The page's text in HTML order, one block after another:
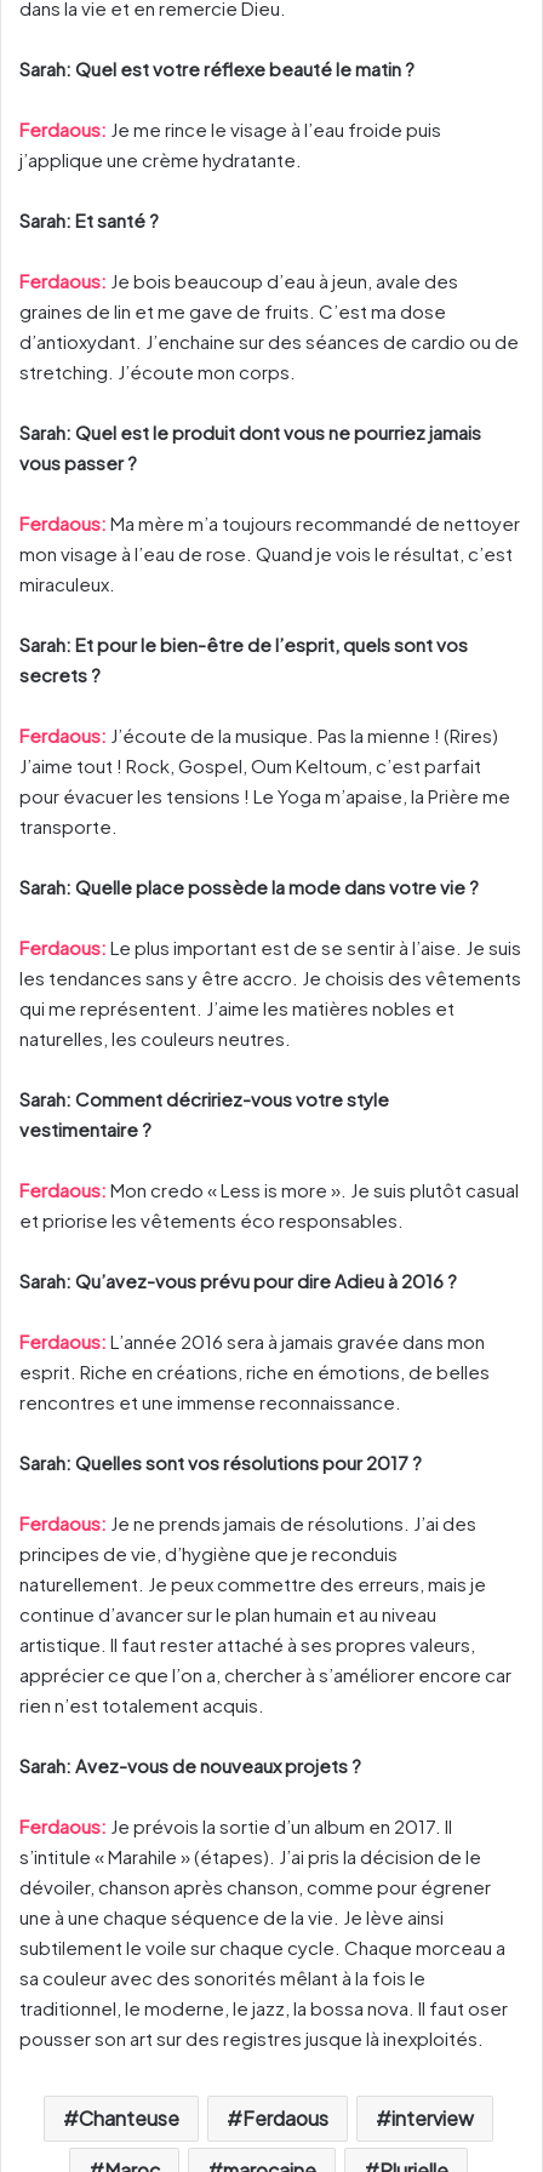
dans la vie et en remercie Dieu.
Sarah: Quel est votre réflexe beauté le matin ?
Ferdaous: Je me rince le visage à l’eau froide puis
j’applique une crème hydratante.
Sarah: Et santé ?
Ferdaous: Je bois beaucoup d’eau à jeun, avale des
graines de lin et me gave de fruits. C’est ma dose
d’antioxydant. J’enchaine sur des séances de cardio ou de
stretching. J’écoute mon corps.
Sarah: Quel est le produit dont vous ne pourriez jamais
vous passer ?
Ferdaous: Ma mère m’a toujours recommandé de nettoyer
mon visage à l’eau de rose. Quand je vois le résultat, c’est
miraculeux.
Sarah: Et pour le bien-être de l’esprit, quels sont vos
secrets ?
Ferdaous: J’écoute de la musique. Pas la mienne ! (Rires)
J’aime tout ! Rock, Gospel, Oum Keltoum, c’est parfait
pour évacuer les tensions ! Le Yoga m’apaise, la Prière me
transporte.
Sarah: Quelle place possède la mode dans votre vie ?
Ferdaous: Le plus important est de se sentir à l’aise. Je suis
les tendances sans y être accro. Je choisis des vêtements
qui me représentent. J’aime les matières nobles et
naturelles, les couleurs neutres.
Sarah: Comment décririez-vous votre style
vestimentaire ?
Ferdaous: Mon credo « Less is more ». Je suis plutôt casual
et priorise les vêtements éco responsables.
Sarah: Qu’avez-vous prévu pour dire Adieu à 2016 ?
Ferdaous: L’année 2016 sera à jamais gravée dans mon
esprit. Riche en créations, riche en émotions, de belles
rencontres et une immense reconnaissance.
Sarah: Quelles sont vos résolutions pour 2017 ?
Ferdaous: Je ne prends jamais de résolutions. J’ai des
principes de vie, d’hygiène que je reconduis
naturellement. Je peux commettre des erreurs, mais je
continue d’avancer sur le plan humain et au niveau
artistique. Il faut rester attaché à ses propres valeurs,
apprécier ce que l’on a, chercher à s’améliorer encore car
rien n’est totalement acquis.
Sarah: Avez-vous de nouveaux projets ?
Ferdaous: Je prévois la sortie d’un album en 2017. Il
s’intitule « Marahile » (étapes). J’ai pris la décision de le
dévoiler, chanson après chanson, comme pour égrener
une à une chaque séquence de la vie. Je lève ainsi
subtilement le voile sur chaque cycle. Chaque morceau a
sa couleur avec des sonorités mêlant à la fois le
traditionnel, le moderne, le jazz, la bossa nova. Il faut oser
pousser son art sur des registres jusque là inexploités.
Chanteuse Ferdaous interview